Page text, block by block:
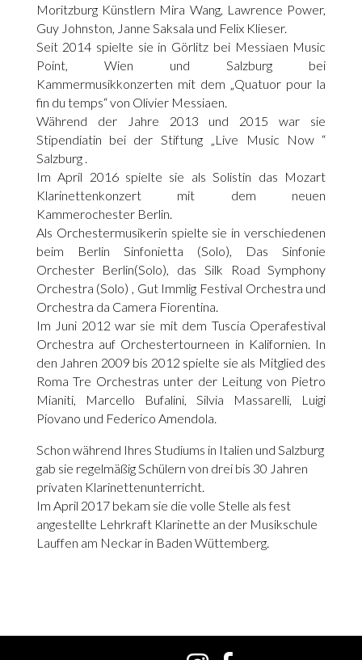
Moritzburg Künstlern Mira Wang, Lawrence Power,
Guy Johnston, Janne Saksala und Felix Klieser.
Seit 2014 spielte sie in Görlitz bei Messiaen Music
Point, Wien und Salzburg bei
Kammermusikkonzerten mit dem „Quatuor pour la
fin du temps“ von Olivier Messiaen.
Während der Jahre 2013 und 2015 war sie
Stipendiatin bei der Stiftung „Live Music Now “
Salzburg .
Im April 2016 spielte sie als Solistin das Mozart
Klarinettenkonzert mit dem neuen
Kammerochester Berlin.
Als Orchestermusikerin spielte sie in verschiedenen
beim Berlin Sinfonietta (Solo), Das Sinfonie
Orchester Berlin(Solo), das Silk Road Symphony
Orchestra (Solo) , Gut Immlig Festival Orchestra und
Orchestra da Camera Fiorentina.
Im Juni 2012 war sie mit dem Tuscia Operafestival
Orchestra auf Orchestertourneen in Kalifornien. In
den Jahren 2009 bis 2012 spielte sie als Mitglied des
Roma Tre Orchestras unter der Leitung von Pietro
Mianiti, Marcello Bufalini, Silvia Massarelli, Luigi
Piovano und Federico Amendola.
Schon während Ihres Studiums in Italien und Salzburg
gab sie regelmäßig Schülern von drei bis 30 Jahren
privaten Klarinettenunterricht.
Im April 2017 bekam sie die volle Stelle als fest
angestellte Lehrkraft Klarinette an der Musikschule
Lauffen am Neckar in Baden Wüttemberg.